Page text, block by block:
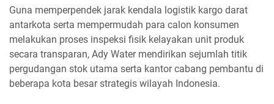
Guna memperpendek jarak kendala logistik kargo darat
antarkota serta mempermudah para calon konsumen
melakukan proses inspeksi fisik kelayakan unit produk
secara transparan, Ady Water mendirikan sejumlah titik
pergudangan stok utama serta kantor cabang pembantu di
beberapa kota besar strategis wilayah Indonesia.